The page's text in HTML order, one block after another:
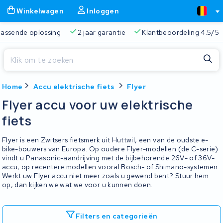
Winkelwagen Inloggen
oplossing 2 jaar garantie Klantbeoordeling 4.5/5
Home Accu elektrische fiets Flyer
Flyer accu voor uw elektrische
fiets
Flyer is een Zwitsers fietsmerk uit Huttwil, een van de oudste e-
bike-bouwers van Europa. Op oudere Flyer-modellen (de C-serie)
vindt u Panasonic-aandrijving met de bijbehorende 26V- of 36V-
accu, op recentere modellen vooral Bosch- of Shimano-systemen.
Werkt uw Flyer accu niet meer zoals u gewend bent? Stuur hem
op, dan kijken we wat we voor u kunnen doen.
Filters en categorieën
Gratis verzending Altijd een passende oplossing 2
Sluiten
Begin te typen in de zoekbalk om te zoeken